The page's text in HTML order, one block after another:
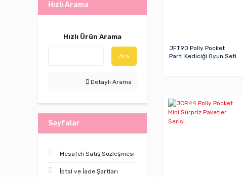
Hızlı Arama
Hızlı Ürün Arama
Ara
Detaylı Arama
Sayfalar
Mesafeli Satış Sözleşmesi
İptal ve İade Şartları
JFT90 Polly Pocket
Parti Kediciği Oyun Seti